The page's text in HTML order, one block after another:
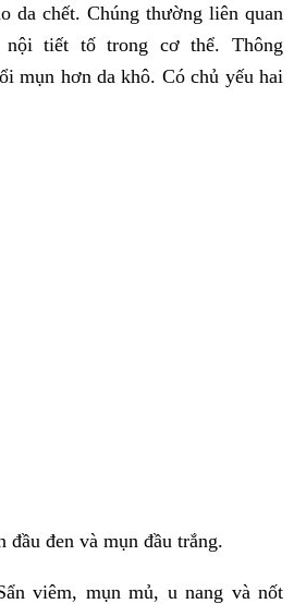
da chết. Chúng thường liên quan
tiết tố trong cơ thể. Thông
mụn hơn da khô. Có chủ yếu hai
đầu đen và mụn đầu trắng.
viêm, mụn mủ, u nang và nốt